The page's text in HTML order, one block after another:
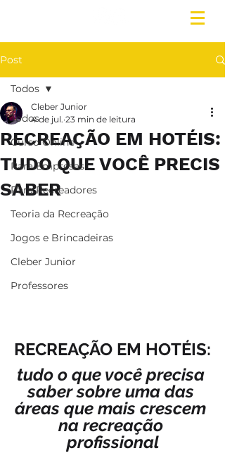
Post
Todos
Curso Online
Para Empresas
Para Recreadores
Teoria da Recreação
Jogos e Brincadeiras
Cleber Junior
Professores
Todos
RECREAÇÃO EM HOTÉIS:
TUDO QUE VOCÊ PRECIS
SABER
Cleber Junior
4 de jul. 23 min de leitura
RECREAÇÃO EM HOTÉIS:
tudo o que você precisa
saber sobre uma das
áreas que mais crescem
na recreação
profissional